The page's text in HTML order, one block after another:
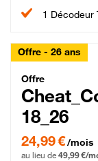
1 Décodeur
Offre - 26 ans
Offre
18_26
24,99 € par mois
24,99 €/mois
au lieu de 49,99 €/